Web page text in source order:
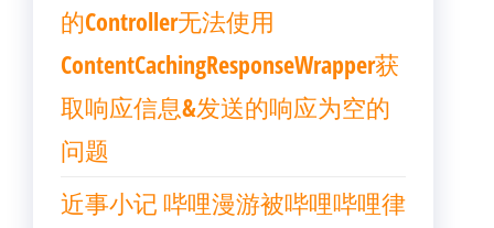
的Controller无法使用
ContentCachingResponseWrapper获
取响应信息&发送的响应为空的
问题
近事小记 哔哩漫游被哔哩哔哩律